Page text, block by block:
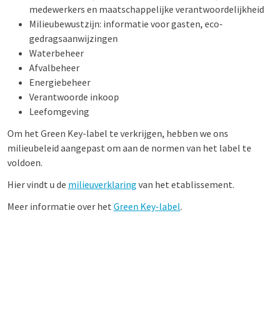
medewerkers en maatschappelijke verantwoordelijkheid
Milieubewustzijn: informatie voor gasten, eco-
gedragsaanwijzingen
Waterbeheer
Afvalbeheer
Energiebeheer
Verantwoorde inkoop
Leefomgeving
Om het Green Key-label te verkrijgen, hebben we ons
milieubeleid aangepast om aan de normen van het label te
voldoen.
Hier vindt u de milieuverklaring van het etablissement.
Meer informatie over het Green Key-label.